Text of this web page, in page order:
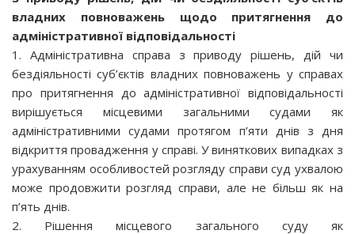
владних повноважень щодо притягнення до
адміністративної відповідальності
1. Адміністративна справа з приводу рішень, дій чи
бездіяльності суб’єктів владних повноважень у справах
про притягнення до адміністративної відповідальності
вирішується місцевими загальними судами як
адміністративними судами протягом п’яти днів з дня
відкриття провадження у справі. У виняткових випадках з
урахуванням особливостей розгляду справи суд ухвалою
може продовжити розгляд справи, але не більш як на
п’ять днів.
2. Рішення місцевого загального суду як